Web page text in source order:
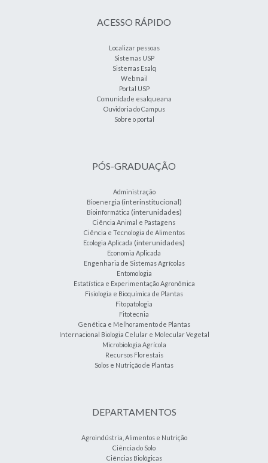
ACESSO RÁPIDO
Localizar pessoas
Sistemas USP
Sistemas Esalq
Webmail
Portal USP
Comunidade esalqueana
Ouvidoria do Campus
Sobre o portal
PÓS-GRADUAÇÃO
Administração
Bioenergia (interinstitucional)
Bioinformática (interunidades)
Ciência Animal e Pastagens
Ciência e Tecnologia de Alimentos
Ecologia Aplicada (interunidades)
Economia Aplicada
Engenharia de Sistemas Agrícolas
Entomologia
Estatística e Experimentação Agronômica
Fisiologia e Bioquímica de Plantas
Fitopatologia
Fitotecnia
Genética e Melhoramento de Plantas
Internacional Biologia Celular e Molecular Vegetal
Microbiologia Agrícola
Recursos Florestais
Solos e Nutrição de Plantas
DEPARTAMENTOS
Agroindústria, Alimentos e Nutrição
Ciência do Solo
Ciências Biológicas